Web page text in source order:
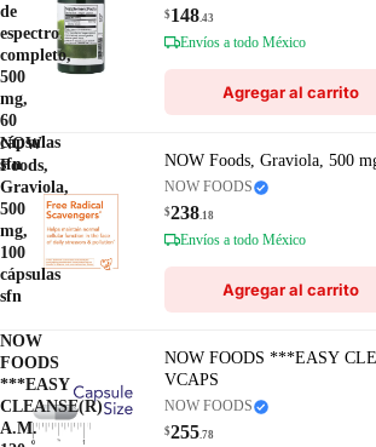
de
espectro
completo,
500
mg,
60
cápsulas
sfn
$148.43
Envíos a todo México
Agregar al carrito
NOW
Foods,
Graviola,
500
mg,
100
cápsulas
sfn
NOW Foods, Graviola, 500
NOW FOODS
$238.18
Envíos a todo México
Agregar al carrito
NOW
FOODS
***EASY
CLEANSE(R)
A.M.
NOW FOODS ***EASY
VCAPS
NOW FOODS
$255.78